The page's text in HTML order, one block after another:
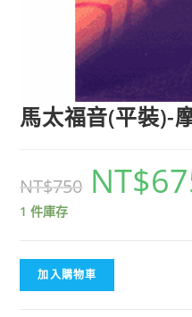
馬太福音(平裝)-
NT$750 NT$
1 件庫存
加入購物車